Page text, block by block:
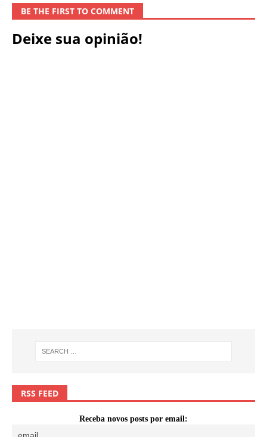
BE THE FIRST TO COMMENT
Deixe sua opinião!
RSS FEED
Receba novos posts por email: